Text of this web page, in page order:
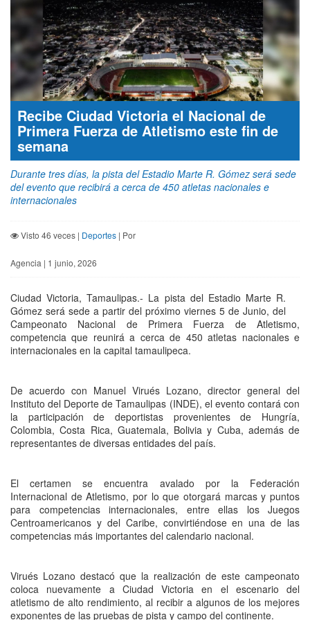
Recibe Ciudad Victoria el Nacional de
Primera Fuerza de Atletismo este fin de
semana
Durante tres días, la pista del Estadio Marte R. Gómez será sede
del evento que recibirá a cerca de 450 atletas nacionales e
internacionales
Visto 46 veces | Deportes | Por
Agencia | 1 junio, 2026
Ciudad Victoria, Tamaulipas.- La pista del Estadio Marte R.
Gómez será sede a partir del próximo viernes 5 de Junio, del
Campeonato Nacional de Primera Fuerza de Atletismo,
competencia que reunirá a cerca de 450 atletas nacionales e
internacionales en la capital tamaulipeca.
De acuerdo con Manuel Virués Lozano, director general del
Instituto del Deporte de Tamaulipas (INDE), el evento contará con
la participación de deportistas provenientes de Hungría,
Colombia, Costa Rica, Guatemala, Bolivia y Cuba, además de
representantes de diversas entidades del país.
El certamen se encuentra avalado por la Federación
Internacional de Atletismo, por lo que otorgará marcas y puntos
para competencias internacionales, entre ellas los Juegos
Centroamericanos y del Caribe, convirtiéndose en una de las
competencias más importantes del calendario nacional.
Virués Lozano destacó que la realización de este campeonato
coloca nuevamente a Ciudad Victoria en el escenario del
atletismo de alto rendimiento, al recibir a algunos de los mejores
exponentes de las pruebas de pista y campo del continente.